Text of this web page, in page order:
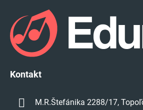
Kontakt
M.R.Štefánika 2288/17,